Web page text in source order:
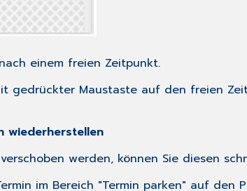
einem freien Zeitpunkt.
gedrückter Maustaste auf den freien
wiederherstellen
werden, können Sie diesen
im Bereich "Termin parken" auf den